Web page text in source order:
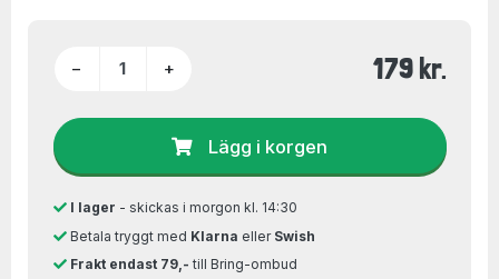
− + 179 kr.
Lägg i korgen
I lager - skickas i morgon kl. 14:30
Betala tryggt med Klarna eller Swish
Frakt endast 79,- till Bring-ombud